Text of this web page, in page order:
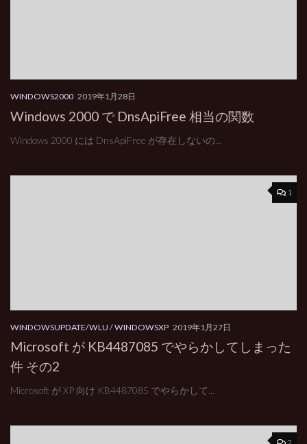
WINDOWS2000 2019年1月28日
Windows 2000 で DnsApiFree 相当の関数
Windows 2000 には DnsApiFree が存在しないの...
1
WINDOWSUPDATE/WLU /WINDOWSXP 2019年1月27日
Microsoft が KB4487085 でやらかしてしまった
件 その2
Microsoft が XP 向け KB4487085 でやらかして...